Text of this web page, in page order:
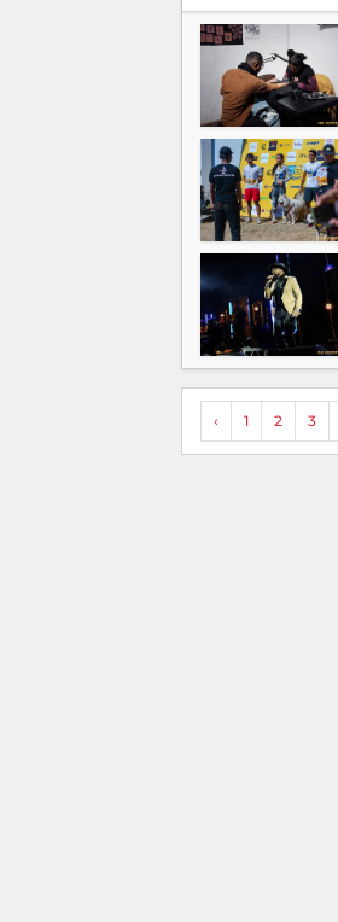
‹ 1 2 3